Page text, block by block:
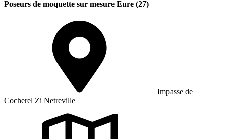
Poseurs de moquette sur mesure Eure (27)
Impasse de
Cocherel Zi Netreville